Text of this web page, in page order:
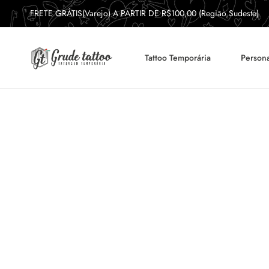
FRETE GRÁTIS(Varejo) A PARTIR DE R$100,00 (Região Sudeste)
Tattoo Temporária